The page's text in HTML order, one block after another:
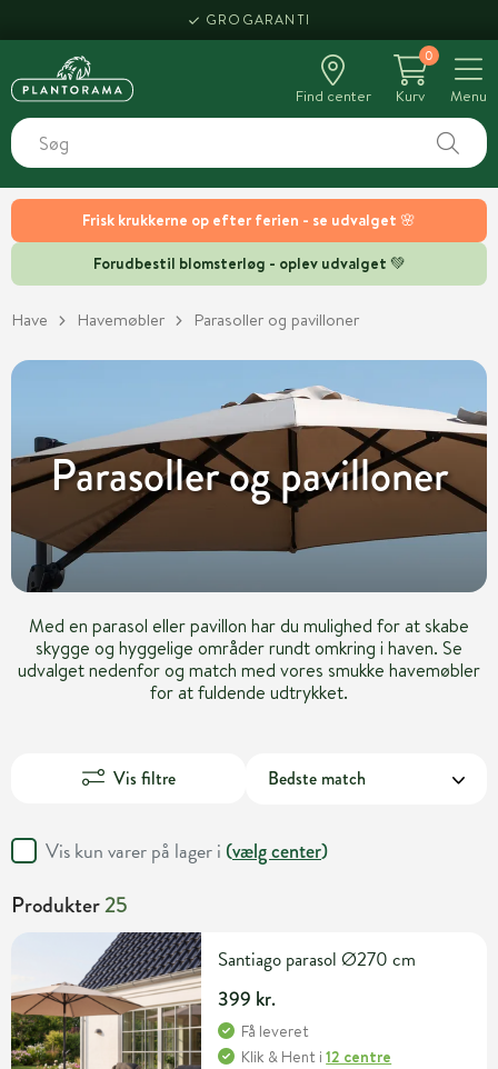
Frisk krukkerne op efter ferien - se udvalget 🌸
Forudbestil blomsterløg - oplev udvalget 💚
GROGARANTI
Find center
0
Kurv
Menu
Have Havemøbler Parasoller og pavilloner
Parasoller og pavilloner
Med en parasol eller pavillon har du mulighed for at skabe
skygge og hyggelige områder rundt omkring i haven. Se
udvalget nedenfor og match med vores smukke havemøbler
for at fuldende udtrykket.
Vis filtre
Vis kun varer på lager i (vælg center)
Produkter25
Santiago parasol Ø270 cm
399 kr.
Få leveret
Klik & Hent i12 centre